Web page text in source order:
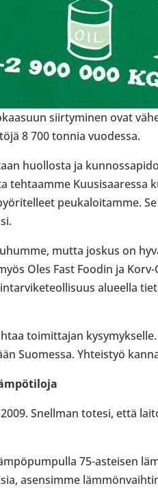
siir­ty­mi­nen ovat
8 700 tonnia vuo­dessa.
huol­losta ja
teh­taamme Kuusi­saa­ressa
peu­ka­loi­tamme.
mutta joskus on
Oles Fast Foodin ja
alu­eella
toi­mit­ta­jan
Suo­messa. Yhteis­työ
Snell­man totesi, että
75-​asteisen
asen­simme